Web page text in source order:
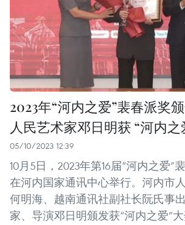
2023年“河内之爱”裴春派奖
人民艺术家邓日明获 “河内之
05/10/2023 12:39
10月5日，2023年第16届“河内之爱”
在河内国家通讯中心举行。河内市
何明海、越南通讯社副社长阮氏事
家、导演邓日明颁发获“河内之爱”大